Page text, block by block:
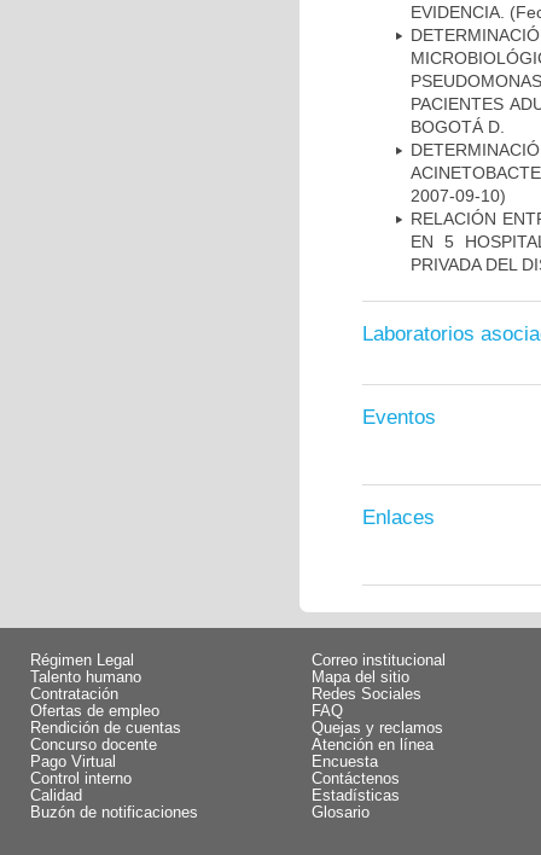
EVIDENCIA.
PACIENTES
BOGOTÁ D.
2007-09-10)
RELACIÓN
EN 5
PRIVADA DEL
Laboratorios
Eventos
Enlaces
Régimen Legal
Talento humano
Contratación
Ofertas de empleo
Rendición de cuentas
Concurso docente
Pago Virtual
Control interno
Calidad
Buzón de notificaciones
Correo institucional
Mapa del sitio
Redes Sociales
FAQ
Quejas y reclamos
Atención en línea
Encuesta
Contáctenos
Estadísticas
Glosario